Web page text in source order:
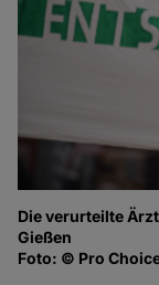
Die verurteilte
Gießen
Foto: © Pro